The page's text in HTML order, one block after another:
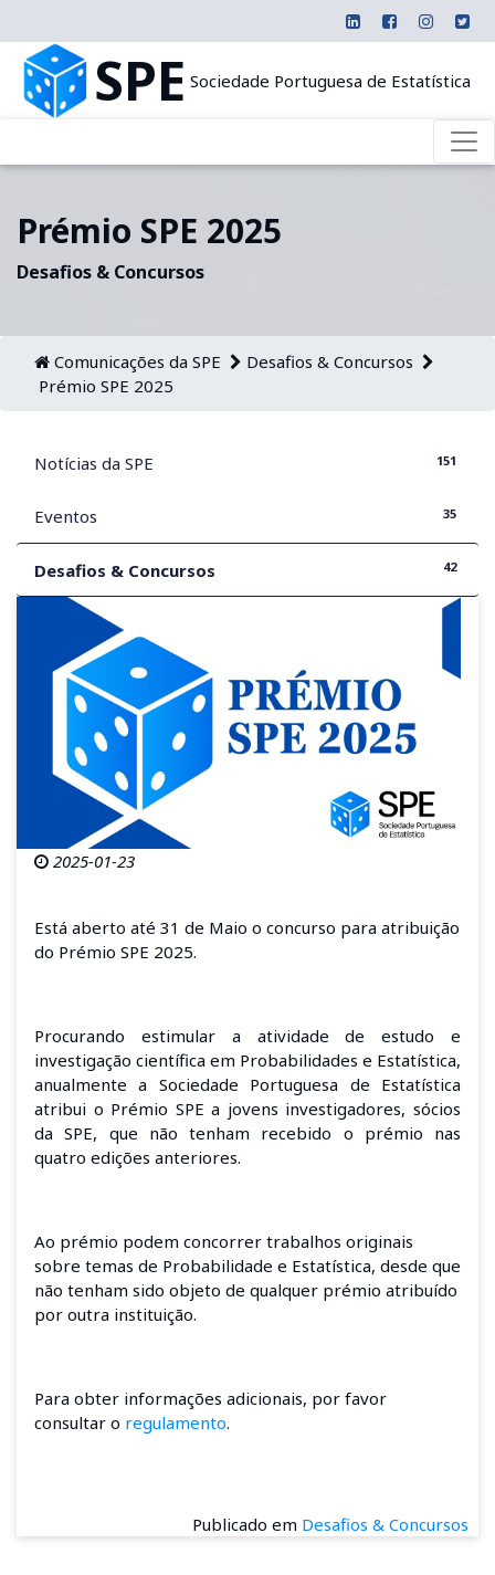
SPE Sociedade Portuguesa de Estatística
Prémio SPE 2025
Desafios & Concursos
Comunicações da SPE
Desafios & Concursos
Prémio SPE 2025
Notícias da SPE 151
Eventos 35
Desafios & Concursos 42
2025-01-23
Está aberto até 31 de Maio o concurso para atribuição
do Prémio SPE 2025.
Procurando estimular a atividade de estudo e
investigação científica em Probabilidades e Estatística,
anualmente a Sociedade Portuguesa de Estatística
atribui o Prémio SPE a jovens investigadores, sócios
da SPE, que não tenham recebido o prémio nas
quatro edições anteriores.
Ao prémio podem concorrer trabalhos originais
sobre temas de Probabilidade e Estatística, desde que
não tenham sido objeto de qualquer prémio atribuído
por outra instituição.
Para obter informações adicionais, por favor
consultar o regulamento.
Publicado em Desafios & Concursos